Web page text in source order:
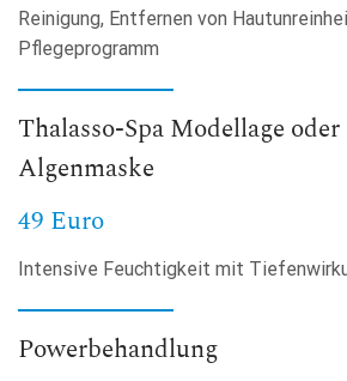
Reinigung, Entfernen von
Pflegeprogramm
Thalasso-Spa Modellage
Algenmaske
49 Euro
Intensive Feuchtigkeit mit
Powerbehandlung